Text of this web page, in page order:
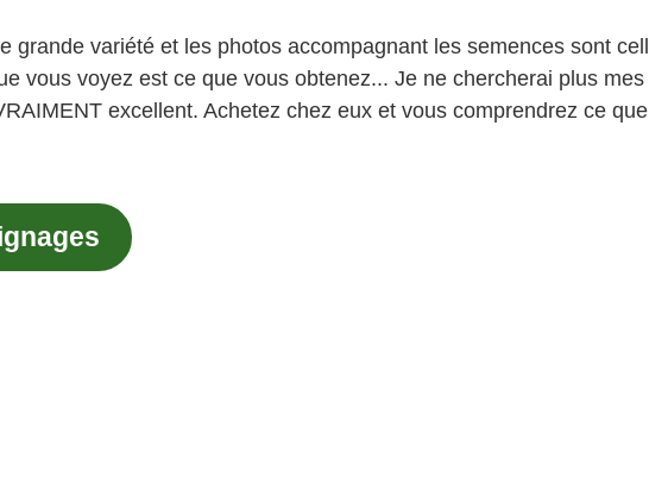
grande variété et les photos accompagnant les semences sont
vous voyez est ce que vous obtenez... Je ne chercherai plus
excellent. Achetez chez eux et vous comprendrez ce